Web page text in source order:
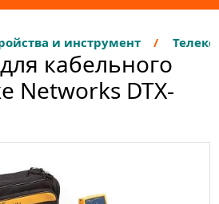
и инструмент
кабельного
Networks DTX-